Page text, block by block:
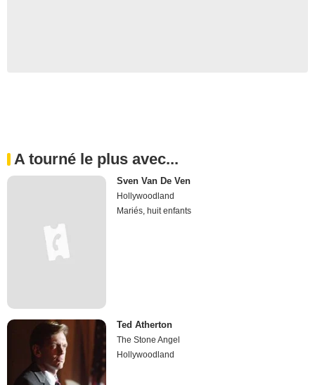
A tourné le plus avec...
Sven Van De Ven
Hollywoodland
Mariés, huit enfants
Ted Atherton
The Stone Angel
Hollywoodland